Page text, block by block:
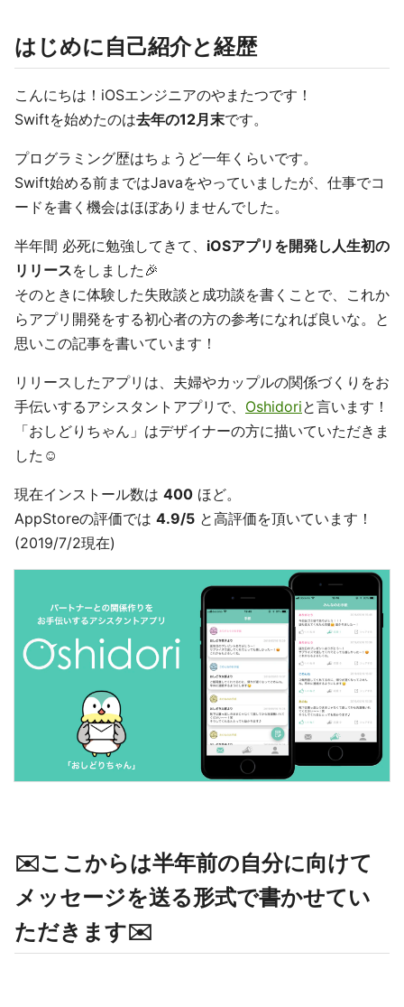
はじめに自己紹介と経歴
こんにちは！iOSエンジニアのやまたつです！
Swiftを始めたのは去年の12月末です。
プログラミング歴はちょうど一年くらいです。
Swift始める前まではJavaをやっていましたが、仕事でコ
ードを書く機会はほぼありませんでした。
半年間 必死に勉強してきて、 iOSアプリを開発し人生初の
リリースをしました🎉
そのときに体験した失敗談と成功談を書くことで、これか
らアプリ開発をする初心者の方の参考になれば良いな。と
思いこの記事を書いています！
リリースしたアプリは、夫婦やカップルの関係づくりをお
手伝いするアシスタントアプリで、 Oshidoriと言います！
「おしどりちゃん」はデザイナーの方に描いていただきま
した☺️
現在インストール数は 400 ほど。
AppStoreの評価では 4.9/5 と高評価を頂いています！
(2019/7/2現在)
✉️ここからは半年前の自分に向けて
メッセージを送る形式で書かせてい
ただきます✉️